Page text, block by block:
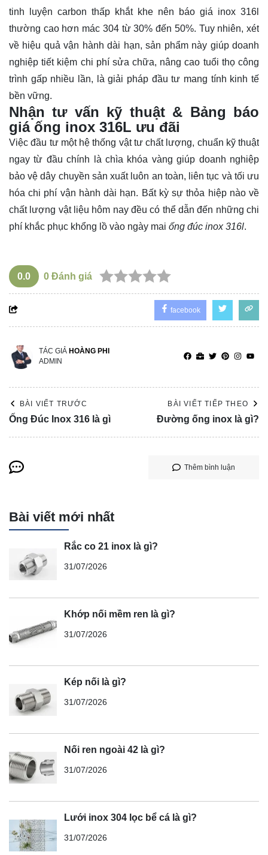
tinh luyện carbon thấp khắt khe nên báo giá inox 316l
thường cao hơn mác 304 từ 30% đến 50%. Tuy nhiên, xét
về hiệu quả vận hành dài hạn, sản phẩm này giúp doanh
nghiệp tiết kiệm chi phí sửa chữa, nâng cao tuổi thọ công
trình gấp nhiều lần, là giải pháp đầu tư mang tính kinh tế
bền vững.
Nhận tư vấn kỹ thuật & Bảng báo
giá ống inox 316L ưu đãi
Việc đầu tư một hệ thống vật tư chất lượng, chuẩn kỹ thuật
ngay từ đầu chính là chìa khóa vàng giúp doanh nghiệp
bảo vệ dây chuyền sản xuất luôn an toàn, liên tục và tối ưu
hóa chi phí vận hành dài hạn. Bất kỳ sự thỏa hiệp nào về
chất lượng vật liệu hôm nay đều có thể dẫn đến những chi
phí khắc phục khổng lồ vào ngày mai ống đúc inox 316l.
0.0 0 Đánh giá
facebook
TÁC GIẢ HOÀNG PHI
ADMIN
BÀI VIẾT TRƯỚC
Ống Đúc Inox 316 là gì
BÀI VIẾT TIẾP THEO
Đường ống inox là gì?
Thêm bình luận
Bài viết mới nhất
Rắc co 21 inox là gì?
31/07/2026
Khớp nối mềm ren là gì?
31/07/2026
Kép nối là gì?
31/07/2026
Nối ren ngoài 42 là gì?
31/07/2026
Lưới inox 304 lọc bể cá là gì?
31/07/2026